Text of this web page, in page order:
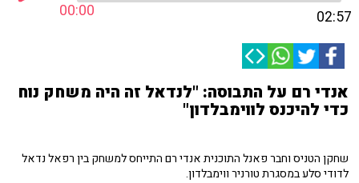
00:00 02:57
אנדי רם על התבוסה: "לנדאל זה היה משחק נוח
כדי להיכנס לווימבלדון"
שחקן הטניס וחבר פאנל התוכנית אנדי רם התייחס למשחק בין רפאל נדאל
לדודי סלע במסגרת טורניר ווימבלדון.